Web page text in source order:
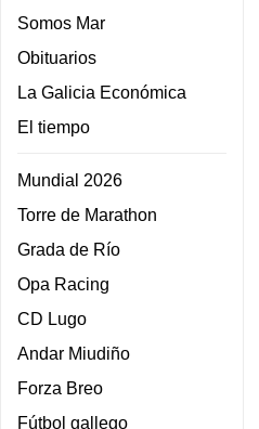
Somos Mar
Obituarios
La Galicia Económica
El tiempo
Mundial 2026
Torre de Marathon
Grada de Río
Opa Racing
CD Lugo
Andar Miudiño
Forza Breo
Fútbol gallego